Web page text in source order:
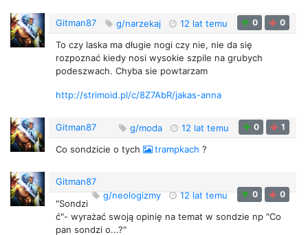
Gitman87 g/narzekaj 12 lat temu 0 0
To czy laska ma długie nogi czy nie, nie da się
rozpoznać kiedy nosi wysokie szpile na grubych
podeszwach. Chyba sie powtarzam
http://strimoid.pl/c/8Z7AbR/jakas-anna
Gitman87 g/moda 12 lat temu 0 1
Co sondzicie o tych trampkach ?
Gitman87
g/neologizmy
12 lat temu 0 0
"Sondzi
ć"- wyrażać swoją opinię na temat w sondzie np "Co
pan sondzi o...?"